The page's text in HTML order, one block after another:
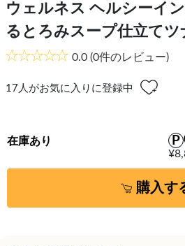
ウェルネス ヘルシーイ
るとろみスープ仕立てツ
0.0 (0件のレビュー)
17 人がお気に入りに登録中
在庫あり
購入す